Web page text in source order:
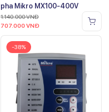
pha Mikro MX100-400V
1.140.000VNĐ
707.000 VNĐ
-38%